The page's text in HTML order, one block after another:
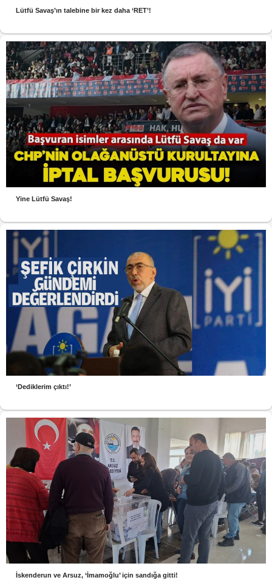
Lütfü Savaş’ın talebine bir kez daha ‘RET’!
Yine Lütfü Savaş!
‘Dediklerim çıktı!’
İskenderun ve Arsuz, ‘İmamoğlu’ için sandığa gitti!